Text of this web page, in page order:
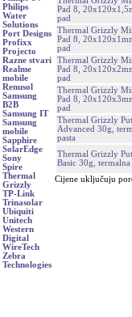
Philips
Water
Solutions
Port Designs
Profixx
Projecto
Razne stvari
Realme
mobile
Renusol
Samsung
B2B
Samsung IT
Samsung
mobile
Sapphire
SolarEdge
Sony
Spire
Thermal
Grizzly
TP-Link
Trinasolar
Ubiquiti
Unitech
Western
Digital
WireTech
Zebra
Technologies
Pad 8,
pad
Thermal Grizzly
Pad 8,
pad
Thermal Grizzly
Pad 8,
pad
Thermal Grizzly
Pad 8,
pad
Thermal Grizzly
Advanced 30g,
pasta
Thermal Grizzly
Basic 30g, termalna
Cijene uključuju